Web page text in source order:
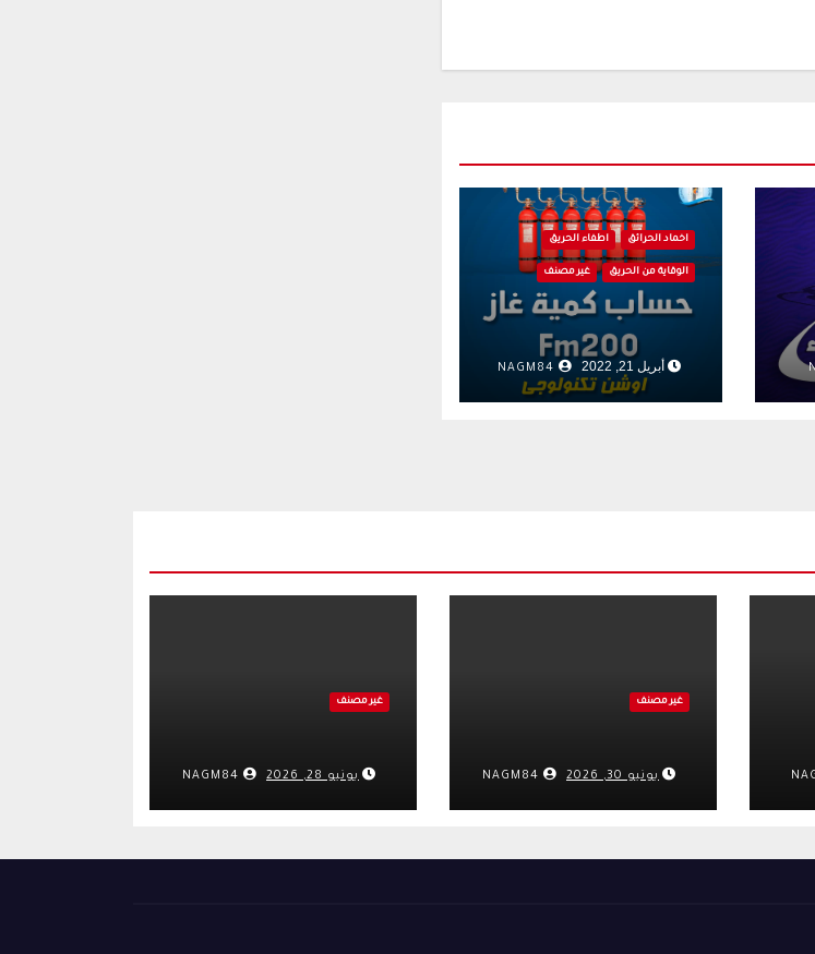
اخماد الحرائق اطفاء الحريق
الوقاية من الحريق غير مصنف
أبريل 21, 2022 NAGM84
غير مصنف
يونيو 30, 2026
غير مصنف
يونيو 28, 2026